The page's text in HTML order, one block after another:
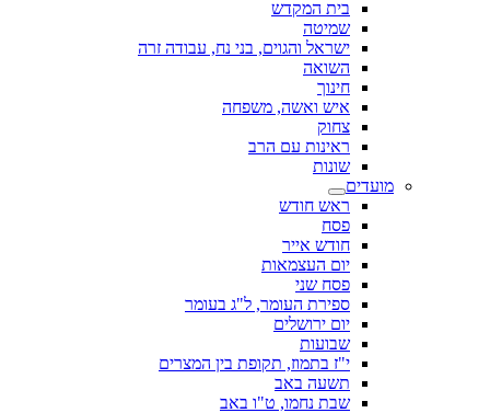
בית המקדש
שמיטה
ישראל והגוים, בני נח, עבודה זרה
השואה
חינוך
איש ואשה, משפחה
צחוק
ראינות עם הרב
שונות
מועדים
ראש חודש
פסח
חודש אייר
יום העצמאות
פסח שני
ספירת העומר, ל"ג בעומר
יום ירושלים
שבועות
י"ז בתמוז, תקופת בין המצרים
תשעה באב
שבת נחמו, ט"ו באב